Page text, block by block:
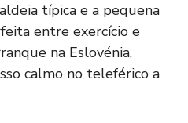
típica e a pequena
entre exercício e
na Eslovénia,
calmo no teleférico a